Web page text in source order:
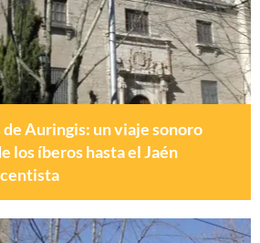
de Auringis: un viaje sonoro
los íberos hasta el Jaén